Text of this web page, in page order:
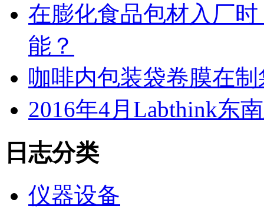
在膨化食品包材入厂
能？
咖啡内包装袋卷膜在
2016年4月Labthink东
日志分类
仪器设备